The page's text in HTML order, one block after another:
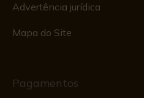
Advertência jurídica
Mapa do Site
Pagamentos